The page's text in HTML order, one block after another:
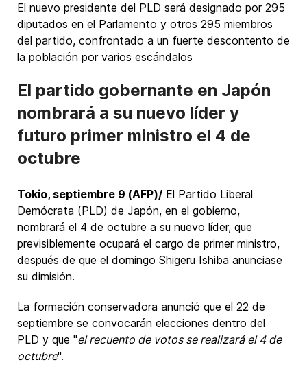
El nuevo presidente del PLD será designado por 295
diputados en el Parlamento y otros 295 miembros
del partido, confrontado a un fuerte descontento de
la población por varios escándalos
El partido gobernante en Japón
nombrará a su nuevo líder y
futuro primer ministro el 4 de
octubre
Tokio, septiembre 9 (AFP)/ El Partido Liberal
Demócrata (PLD) de Japón, en el gobierno,
nombrará el 4 de octubre a su nuevo líder, que
previsiblemente ocupará el cargo de primer ministro,
después de que el domingo Shigeru Ishiba anunciase
su dimisión.
La formación conservadora anunció que el 22 de
septiembre se convocarán elecciones dentro del
PLD y que "el recuento de votos se realizará el 4 de
octubre".